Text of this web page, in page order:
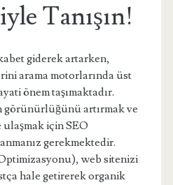
Tanışın!
giderek artarken,
arama motorlarında üst
önem taşımaktadır.
görünürlüğünü artırmak ve
için SEO
gerekmektedir.
web sitenizi
hale getirerek organik